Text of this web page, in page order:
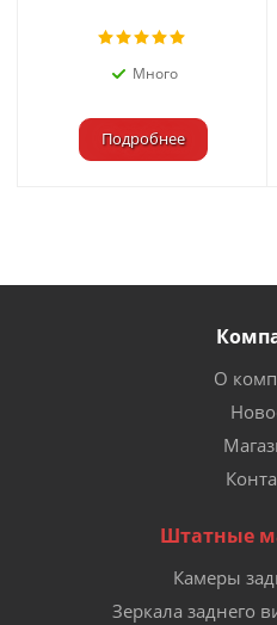
Много
Подробнее
О
Штатные
Камеры
Зеркала заднего